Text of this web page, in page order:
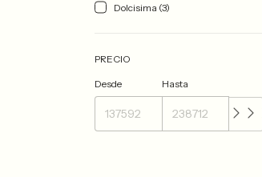
Dolcisima (3)
PRECIO
Desde Hasta